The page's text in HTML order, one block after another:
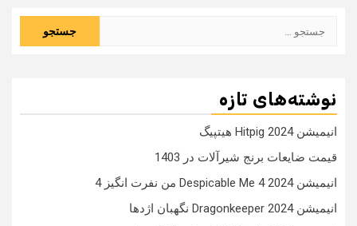
نوشته‌های تازه
انیمیشن Hitpig 2024 هیتپیگ
قیمت ضایعات برنج شیرآلات در 1403
انیمیشن Despicable Me 4 2024 من نفرت انگیز 4
انیمیشن Dragonkeeper 2024 نگهبان اژدها